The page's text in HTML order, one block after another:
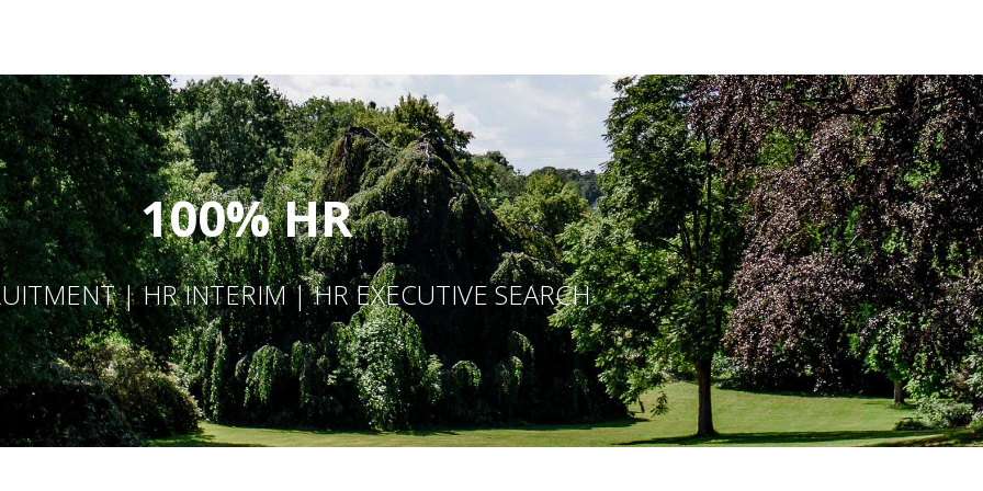
100% HR
| HR INTERIM | HR EXECUTIVE SEARCH